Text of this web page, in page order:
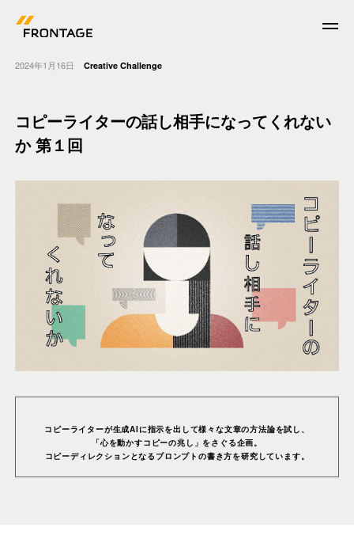
News
Work
Who we are
What we do
Corporate Facts
Features
2024年1月16日 Creative Challenge
コピーライターの話し相⼿になってくれない
か 第１回
コピーライターが生成AIに指⽰を出して様々な⽂章の⽅法論を試し、
「⼼を動かすコピーの兆し」をさぐる企画。
コピーディレクションとなるプロンプトの書き⽅を研究しています。